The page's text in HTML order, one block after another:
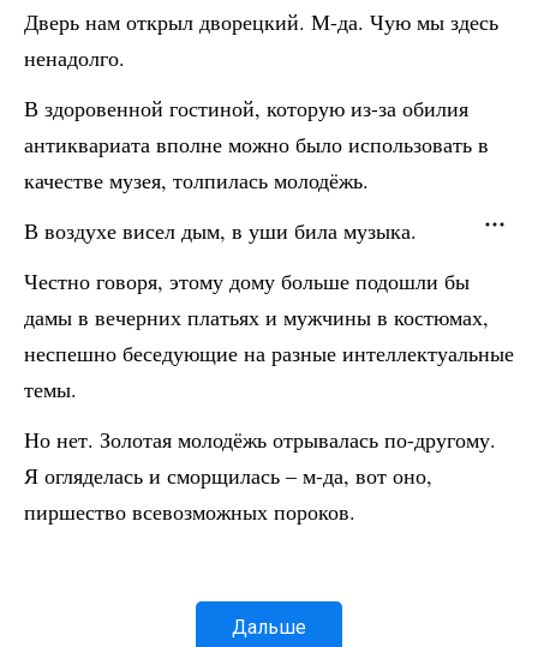
Дверь нам открыл дворецкий. М-да. Чую мы здесь
ненадолго.
В здоровенной гостиной, которую из-за обилия
антиквариата вполне можно было использовать в
качестве музея, толпилась молодёжь.
В воздухе висел дым, в уши била музыка.
Честно говоря, этому дому больше подошли бы
дамы в вечерних платьях и мужчины в костюмах,
неспешно беседующие на разные интеллектуальные
темы.
Но нет. Золотая молодёжь отрывалась по-другому.
Я огляделась и сморщилась – м-да, вот оно,
пиршество всевозможных пороков.
Дальше